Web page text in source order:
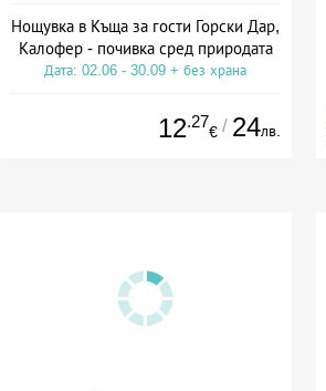
Нощувка в Къща за гости Горски Дар,
Калофер - почивка сред природата
Дата: 02.06 - 30.09 + без храна
12.27
€ / 24лв.